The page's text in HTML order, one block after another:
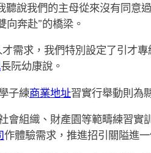
我們的主母從來沒有同意
奔赴”的橋梁。
需求，我們特別設定了引才專
長阮幼康說。
子練商業地址習實行舉動則為
會組織、財產園等範疇練習實
作體驗需求，推進招引關隘進